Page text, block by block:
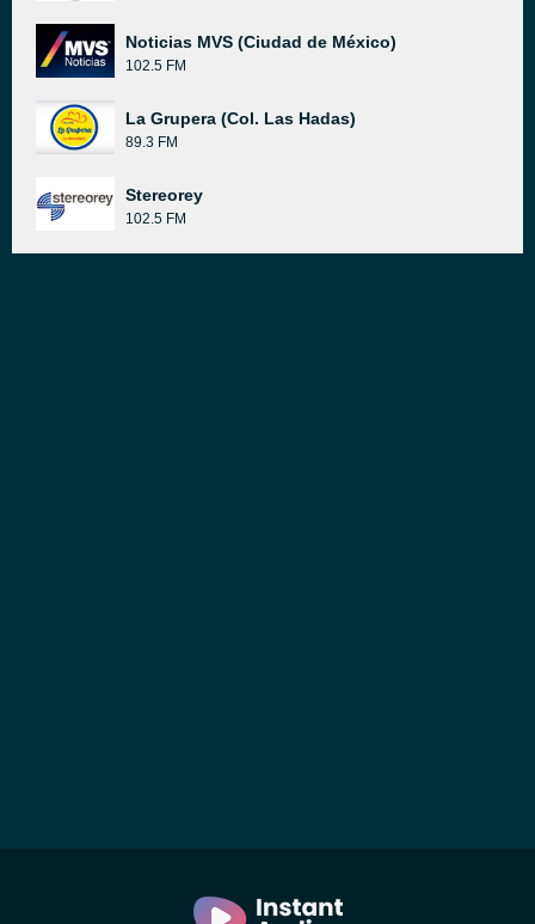
Noticias MVS (Ciudad de México)
102.5 FM
La Grupera (Col. Las Hadas)
89.3 FM
Stereorey
102.5 FM